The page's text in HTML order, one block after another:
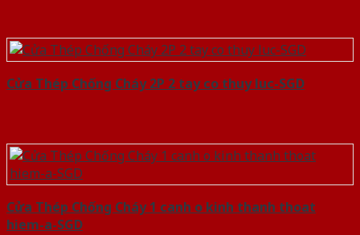
Cửa Thép Chống Cháy 2P 2 tay co thuy luc-SGD
Cửa Thép Chống Cháy 1 canh o kinh thanh thoat
hiem-a-SGD